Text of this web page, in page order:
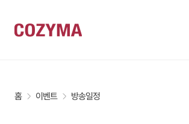
홈 이벤트 방송일정